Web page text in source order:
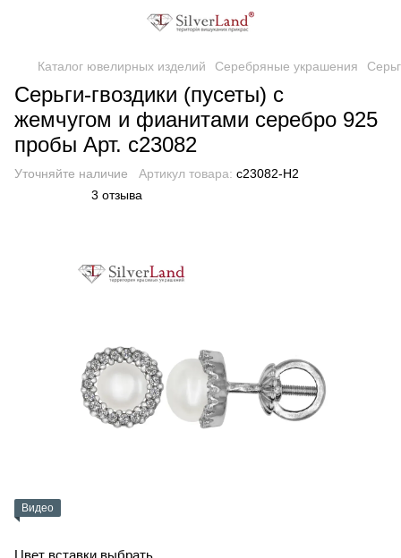
Каталог ювелирных изделий Серебряные украшения
Серьги-гвоздики (пусеты) с
жемчугом и фианитами серебро 925
пробы Арт. c23082
Уточняйте наличие Артикул товара: с23082-H2
3 отзыва
Видео
Цвет вставки выбрать